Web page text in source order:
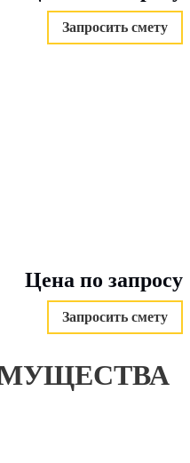
Запросить смету
Цена по запросу
Запросить смету